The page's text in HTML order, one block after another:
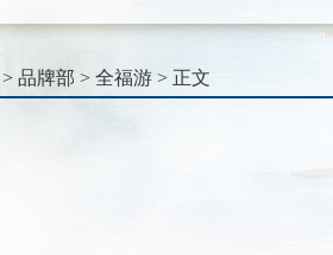
品牌部 > 全福游 > 正文